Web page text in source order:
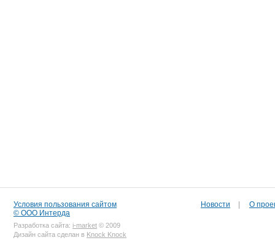
Условия пользования сайтом
© ООО Интерда
Разработка сайта: i-market © 2009
Дизайн сайта сделан в Knock Knock
Новости О